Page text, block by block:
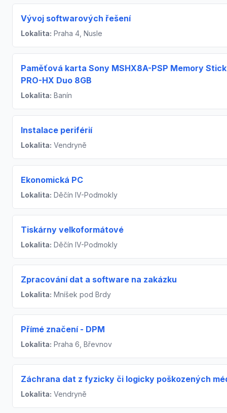
Vývoj softwarových řešení
Lokalita: Praha 4, Nusle
Paměťová karta Sony MSHX8A-PSP Memory Stick
PRO-HX Duo 8GB
Lokalita: Banín
Instalace periférií
Lokalita: Vendryně
Ekonomická PC
Lokalita: Děčín IV-Podmokly
Tiskárny velkoformátové
Lokalita: Děčín IV-Podmokly
Zpracování dat a software na zakázku
Lokalita: Mníšek pod Brdy
Přímé značení - DPM
Lokalita: Praha 6, Břevnov
Záchrana dat z fyzicky či logicky poškozených
Lokalita: Vendryně